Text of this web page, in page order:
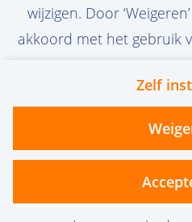
wijzigen. Door
akkoord met het gebruik
Zelf